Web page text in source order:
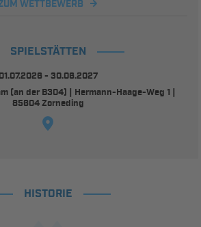
WETTBEWERB
SPIELSTÄTTEN
01.07.2026 - 30.06.2027
(an der B304) | Hermann-Haage-Weg 1 |
85604 Zorneding
HISTORIE